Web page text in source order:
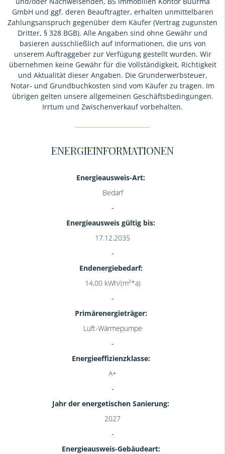
GmbH und ggf. deren Beauftragter, erhalten unmittelbaren
Zahlungsanspruch gegenüber dem Käufer (Vertrag zugunsten
Dritter, § 328 BGB). Alle Angaben sind ohne Gewähr und
basieren ausschließlich auf Informationen, die uns von
unserem Auftraggeber zur Verfügung gestellt wurden. Wir
übernehmen keine Gewähr für die Vollständigkeit, Richtigkeit
und Aktualität dieser Angaben. Die Grunderwerbsteuer,
Notar- und Grundbuchkosten sind vom Käufer zu tragen. Im
übrigen gelten unsere allgemeinen Geschäftsbedingungen.
Irrtum und Zwischenverkauf vorbehalten.
ENERGIEINFORMATIONEN
Energieausweis-Art:
Bedarf
Energieausweis gültig bis:
17.12.2035
Endenergiebedarf:
14,00 kWh/(m²*a)
Primärenergieträger:
Luft-Wärmepumpe
Energieeffizienzklasse:
A+
Jahr der energetischen Sanierung:
2027
Energieausweis-Gebäudeart: